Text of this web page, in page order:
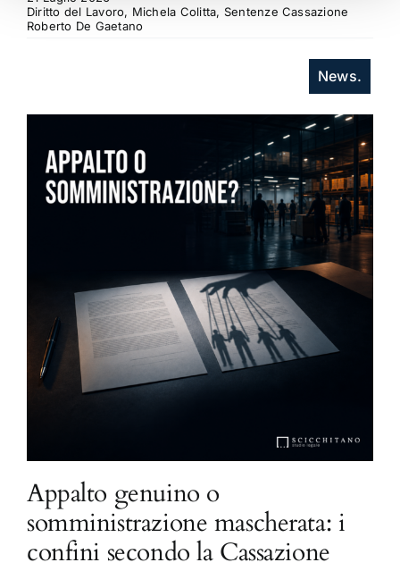
Diritto del Lavoro, Michela Colitta, Sentenze Cassazione
Roberto De Gaetano
News.
Appalto genuino o
somministrazione mascherata: i
confini secondo la Cassazione